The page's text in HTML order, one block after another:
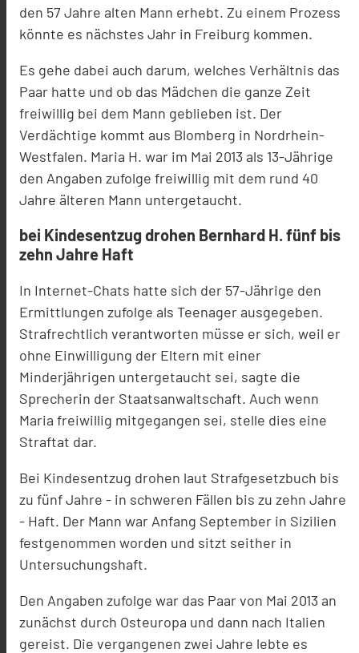
den 57 Jahre alten Mann erhebt. Zu einem Prozess
könnte es nächstes Jahr in Freiburg kommen.
Es gehe dabei auch darum, welches Verhältnis das
Paar hatte und ob das Mädchen die ganze Zeit
freiwillig bei dem Mann geblieben ist. Der
Verdächtige kommt aus Blomberg in Nordrhein-
Westfalen. Maria H. war im Mai 2013 als 13-Jährige
den Angaben zufolge freiwillig mit dem rund 40
Jahre älteren Mann untergetaucht.
bei Kindesentzug drohen Bernhard H. fünf bis
zehn Jahre Haft
In Internet-Chats hatte sich der 57-Jährige den
Ermittlungen zufolge als Teenager ausgegeben.
Strafrechtlich verantworten müsse er sich, weil er
ohne Einwilligung der Eltern mit einer
Minderjährigen untergetaucht sei, sagte die
Sprecherin der Staatsanwaltschaft. Auch wenn
Maria freiwillig mitgegangen sei, stelle dies eine
Straftat dar.
Bei Kindesentzug drohen laut Strafgesetzbuch bis
zu fünf Jahre - in schweren Fällen bis zu zehn Jahre
- Haft. Der Mann war Anfang September in Sizilien
festgenommen worden und sitzt seither in
Untersuchungshaft.
Den Angaben zufolge war das Paar von Mai 2013 an
zunächst durch Osteuropa und dann nach Italien
gereist. Die vergangenen zwei Jahre lebte es